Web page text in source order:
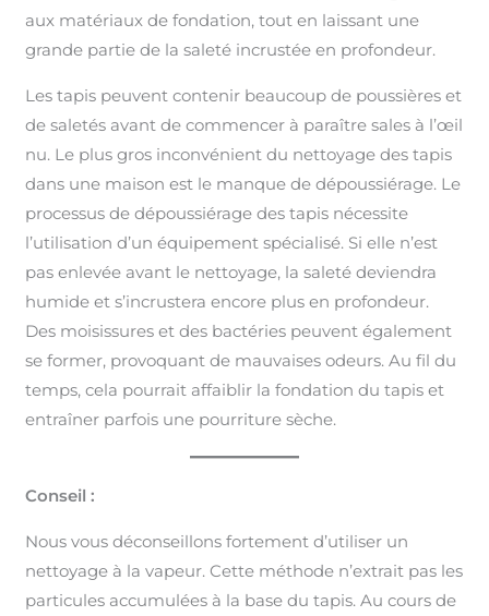
aux matériaux de fondation, tout en laissant une
grande partie de la saleté incrustée en profondeur.
Les tapis peuvent contenir beaucoup de poussières et
de saletés avant de commencer à paraître sales à l’œil
nu. Le plus gros inconvénient du nettoyage des tapis
dans une maison est le manque de dépoussiérage. Le
processus de dépoussiérage des tapis nécessite
l’utilisation d’un équipement spécialisé. Si elle n’est
pas enlevée avant le nettoyage, la saleté deviendra
humide et s’incrustera encore plus en profondeur.
Des moisissures et des bactéries peuvent également
se former, provoquant de mauvaises odeurs. Au fil du
temps, cela pourrait affaiblir la fondation du tapis et
entraîner parfois une pourriture sèche.
Conseil :
Nous vous déconseillons fortement d’utiliser un
nettoyage à la vapeur. Cette méthode n’extrait pas les
particules accumulées à la base du tapis. Au cours de